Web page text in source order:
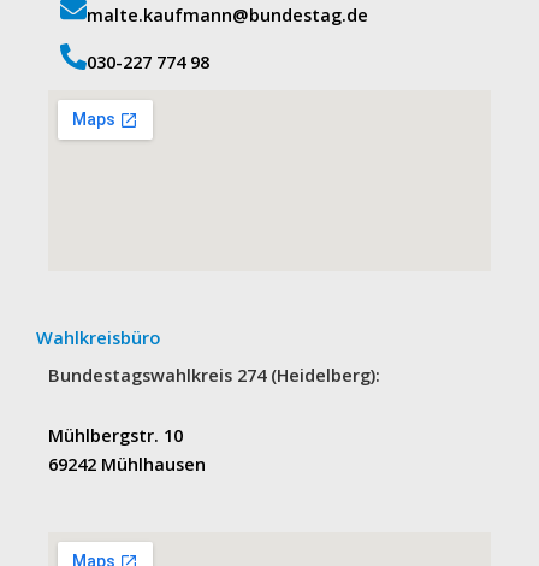
malte.kaufmann@bundestag.de
‭030-227 774 98‬
Wahlkreisbüro
Bundestagswahlkreis 274 (Heidelberg):
Mühlbergstr. 10
69242 Mühlhausen